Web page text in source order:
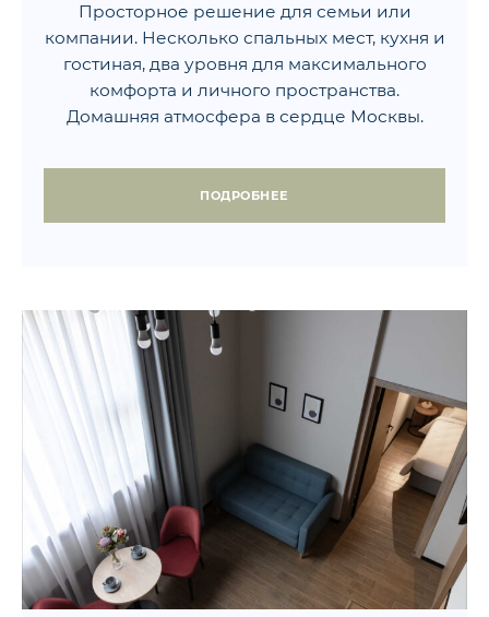
Просторное решение для семьи или
компании. Несколько спальных мест, кухня и
гостиная, два уровня для максимального
комфорта и личного пространства.
Домашняя атмосфера в сердце Москвы.
ПОДРОБНЕЕ